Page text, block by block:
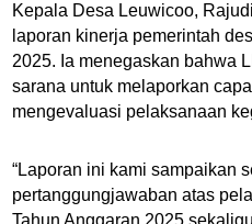
Kepala Desa Leuwicoo,
laporan kinerja pemerintah
2025. Ia menegaskan bahwa
sarana untuk melaporkan
mengevaluasi pelaksanaan
“Laporan ini kami sampaikan
pertanggungjawaban atas